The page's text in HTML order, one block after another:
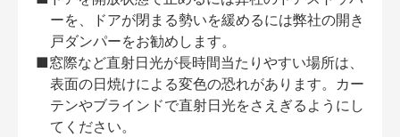
ーを、ドアが閉まる勢いを緩めるには弊社の開き
戸ダンパーをお勧めします。
■窓際など直射日光が長時間当たりやすい場所は、
表面の日焼けによる変色の恐れがあります。カー
テンやブラインドで直射日光をさえぎるようにし
てください。